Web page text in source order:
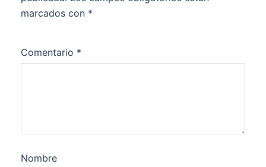
marcados con *
Comentario *
Nombre